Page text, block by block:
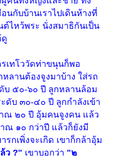
นกับบ้านเราไปเดินห้างที่
ไหว้พระ นั่งสมาธิกันเป็น
ดู
เทโววัดท่าขนุนก็พอ
ลานต้องจูงมาบ้าง ใส่รถ
บ ๕๐-๖๐ ปี ลูกหลานล้อม
ดับ ๓๐-๔๐ ปี ลูกกำลังเข้า
ณ ๒๐ ปี อุ้มคนจูงคน แล้ว
ณ ๑๐ กว่าปี แล้วก็ยังมี
กเพิ่งจะเกิด เขาก็กล้าอุ้ม
ว ?" เขาบอกว่า "๒